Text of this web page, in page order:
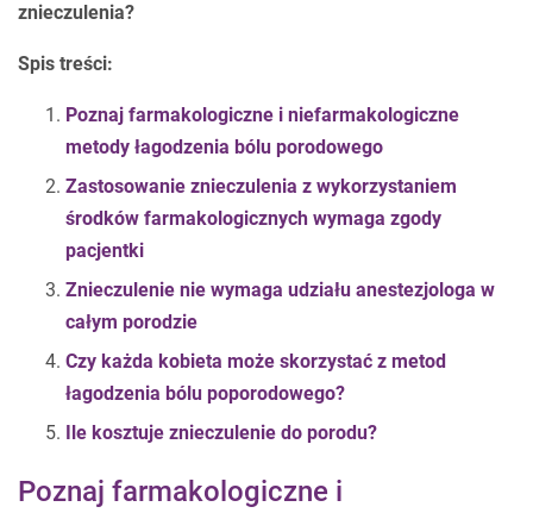
znieczulenia?
Spis treści:
Poznaj farmakologiczne i niefarmakologiczne
metody łagodzenia bólu porodowego
Zastosowanie znieczulenia z wykorzystaniem
środków farmakologicznych wymaga zgody
pacjentki
Znieczulenie nie wymaga udziału anestezjologa w
całym porodzie
Czy każda kobieta może skorzystać z metod
łagodzenia bólu poporodowego?
Ile kosztuje znieczulenie do porodu?
Poznaj farmakologiczne i